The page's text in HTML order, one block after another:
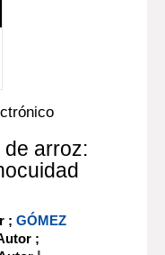
arroz:
;GÓMEZ
;